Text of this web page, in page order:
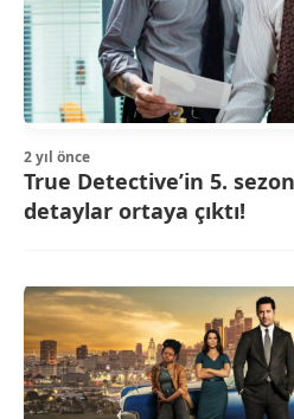
2 yıl önce
True Detective’in 5.
detaylar ortaya çıktı!